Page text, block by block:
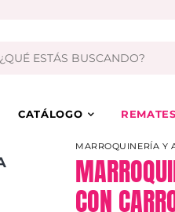
CATÁLOGO
MARROQUINERÍA Y
CON